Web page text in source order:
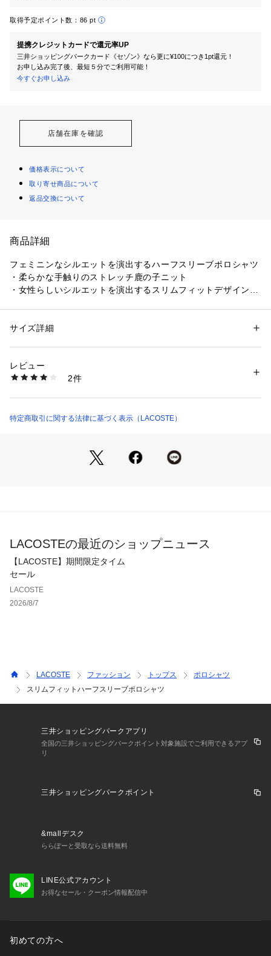
取得予定ポイント数： 86 pt
提携クレジットカードで還元率UP
三井ショッピングパークカード《セゾン》なら更に¥100につき1pt還元！
お申し込み完了後、最短５分でご利用可能！
今すぐお申し込み
店舗在庫を確認
価格表示について
取り寄せ商品について
返品交換について
商品詳細
フェミニンなシルエットを演出するハーフスリーブポロシャツ
・柔らかな手触りのストレッチ鹿の子ニット
・女性らしいシルエットを演出するスリムフィットデザイン
Slim Fit
性別：レディース
素材：綿94％　ポリウレタン6％
商品番号：
PF005J-99 （ショップ）
サイズ詳細
レビュー
2件
特定商取引に関する法律に基づく表示（LACOSTE）
LACOSTEの最近のショップニュース
【LACOSTE】期間限定タイム
セール
LACOSTE
2026/8/7
LACOSTE ファッション トップス
ポロシャツ
スリムフィットハーフスリーブポロシャツ
三井ショッピングパークアプリ
全国の三井ショッピングパークポイント対象施設でご利用できるアプ
リ
三井ショッピングパークポイント
&mallデスク
ららぽーと受取なら送料無料
LINE公式アカウント
お得なセール・クーポン情報配信中
初めての方へ